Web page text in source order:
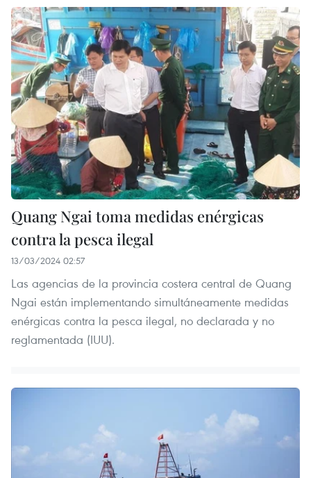
Quang Ngai toma medidas enérgicas
contra la pesca ilegal
13/03/2024 02:57
Las agencias de la provincia costera central de Quang
Ngai están implementando simultáneamente medidas
enérgicas contra la pesca ilegal, no declarada y no
reglamentada (IUU).